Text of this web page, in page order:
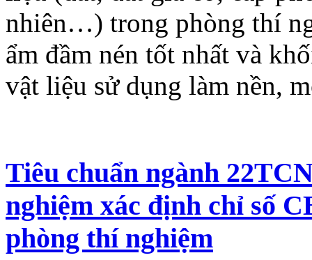
nhiên…) trong phòng thí
ẩm đầm nén tốt nhất và
vật liệu sử dụng làm nền,
Tiêu chuẩn ngành
nghiệm xác định chỉ số
phòng thí nghiệm